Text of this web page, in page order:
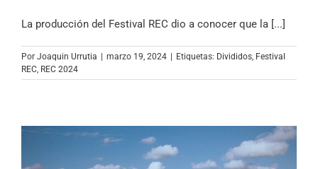
La producción del Festival REC dio a conocer que la [...]
Por Joaquin Urrutia | marzo 19, 2024 | Etiquetas: Divididos Festival
REC REC 2024